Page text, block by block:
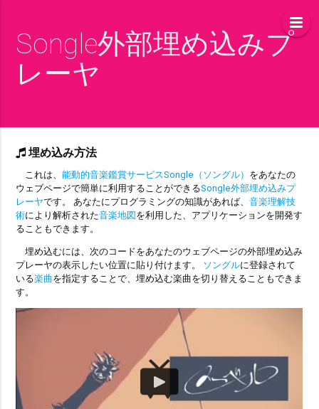
Songle外部埋め込みプ
レーヤ
埋め込み方法
これは、能動的音楽鑑賞サービスSongle（ソングル） をあなたの
ウェブページで簡単に利用することができるSongle外部埋め込みプ
レーヤです。 あなたにプログラミングの知識があれば、音楽理解技
術により解析された音楽地図を利用した、アプリケーションを開発す
ることもできます。
埋め込むには、次のコードをあなたのウェブページの外部埋め込み
プレーヤの表示したい位置に貼り付けます。 ソングルに登録されて
いる楽曲を指定することで、埋め込む楽曲を切り替えることもできま
す。